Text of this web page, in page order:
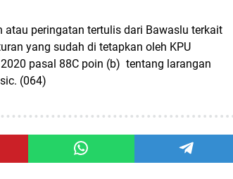
peringatan tertulis dari Bawaslu terkait
yang sudah di tetapkan oleh KPU
pasal 88C poin (b) tentang larangan
(064)